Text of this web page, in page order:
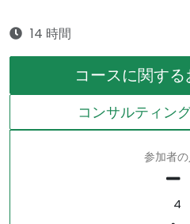
14 時間
コースに関す
コンサルティン
参加者